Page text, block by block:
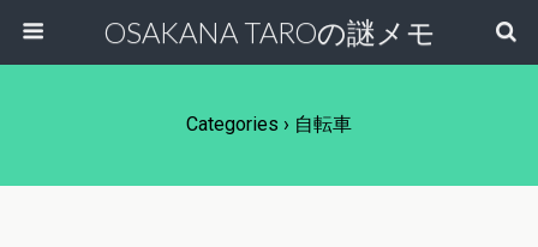
OSAKANA TAROの謎メモ
Categories › 自転車